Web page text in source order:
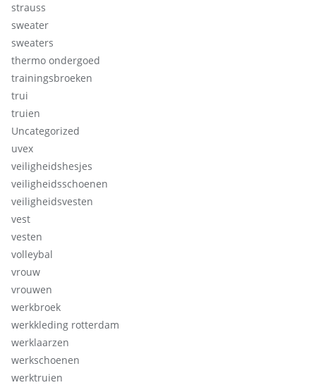
strauss
sweater
sweaters
thermo ondergoed
trainingsbroeken
trui
truien
Uncategorized
uvex
veiligheidshesjes
veiligheidsschoenen
veiligheidsvesten
vest
vesten
volleybal
vrouw
vrouwen
werkbroek
werkkleding rotterdam
werklaarzen
werkschoenen
werktruien